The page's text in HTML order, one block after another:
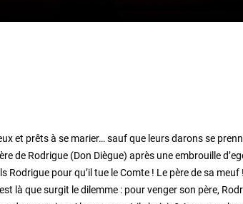
et prêts à se marier… sauf que leurs darons se
de Rodrigue (Don Diègue) après une embrouille
Rodrigue pour qu’il tue le Comte ! Le père de sa meuf
là que surgit le dilemme : pour venger son père,